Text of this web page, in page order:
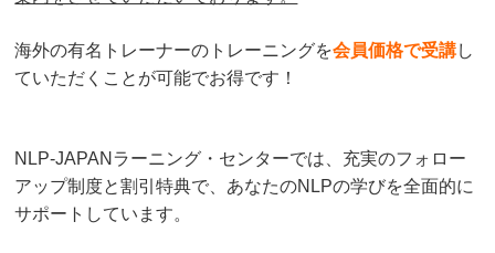
海外の有名トレーナーのトレーニングを会員価格で受講し
ていただくことが可能でお得です！
NLP-JAPANラーニング・センターでは、充実のフォロー
アップ制度と割引特典で、 あなたのNLPの学びを全面的に
サポートしています。